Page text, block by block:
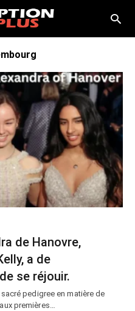
de Hanovre,
a de
se réjouir.
pedigree en matière de
premières…